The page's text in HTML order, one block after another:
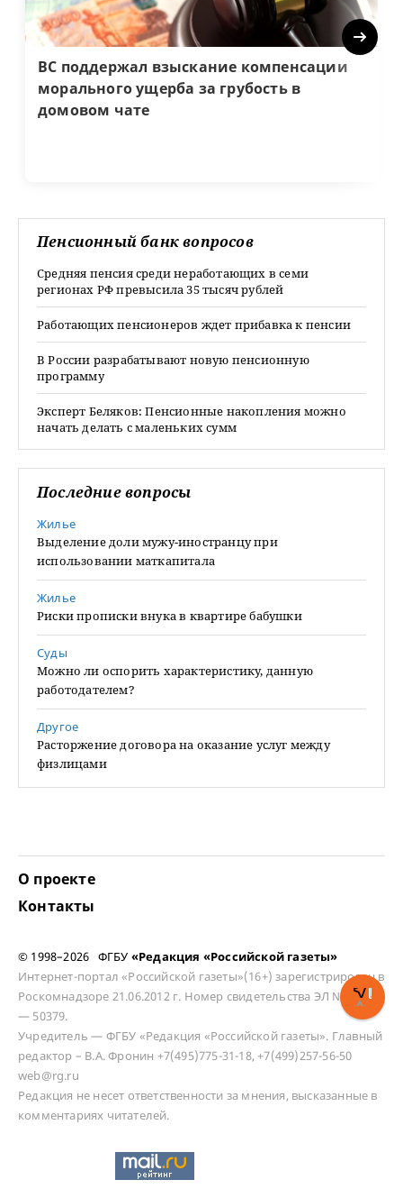
ВС поддержал взыскание компенсации
морального ущерба за грубость в
домовом чате
Next
Пенсионный банк вопросов
Средняя пенсия среди неработающих в семи
регионах РФ превысила 35 тысяч рублей
Работающих пенсионеров ждет прибавка к пенсии
В России разрабатывают новую пенсионную
программу
Эксперт Беляков: Пенсионные накопления можно
начать делать с маленьких сумм
Последние вопросы
Жилье
Выделение доли мужу-иностранцу при
использовании маткапитала
Жилье
Риски прописки внука в квартире бабушки
Суды
Можно ли оспорить характеристику, данную
работодателем?
Другое
Расторжение договора на оказание услуг между
физлицами
О проекте
Контакты
© 1998–2026 ФГБУ «Редакция «Российской газеты»
Интернет-портал «Российской газеты»(16+) зарегистрирован в
Роскомнадзоре 21.06.2012 г. Номер свидетельства ЭЛ № ФС 77
— 50379.
Учредитель — ФГБУ «Редакция «Российской газеты». Главный
редактор – В.А. Фронин +7(495)775-31-18, +7(499)257-56-50
web@rg.ru
Редакция не несет ответственности за мнения, высказанные в
комментариях читателей.